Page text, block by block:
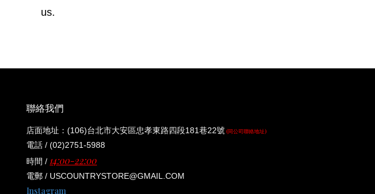
us.
聯絡我們
店面地址：(106)台北市大安區忠孝東路四段181巷22號 (同公司聯絡地址)
電話 / (02)2751-5988
時間 / 14:00-22:00
電郵 / USCOUNTRYSTORE@GMAIL.COM
Instagram